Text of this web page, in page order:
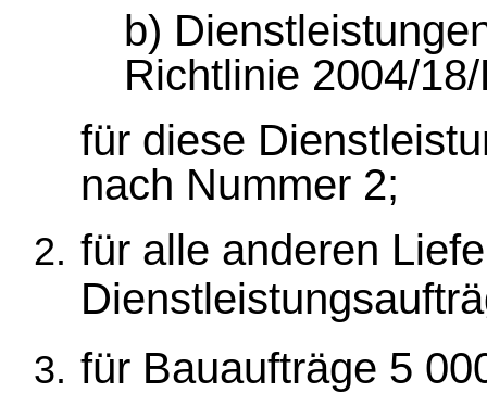
b)
Richtlinie 2004/
für diese
nach Nummer 2;
für alle anderen
für Bauaufträge 5